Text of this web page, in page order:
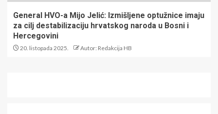
General HVO-a Mijo Jelić: Izmišljene optužnice imaju
za cilj destabilizaciju hrvatskog naroda u Bosni i
Hercegovini
20. listopada 2025. Autor: Redakcija HB